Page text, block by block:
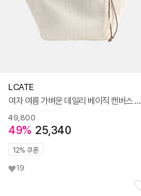
LCATE
여자 여름 가벼운 데일리 베이직 캔버스 에코백 쇼퍼백 숄더백 가방 LANTB008
49,800
49% 25,340
12% 쿠폰
19